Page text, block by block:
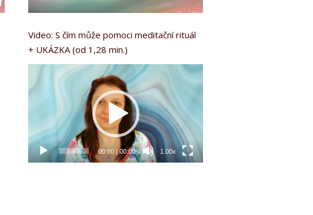
Video: S čím může pomoci meditační rituál
+ UKÁZKA (od 1,28 min.)
Video
přehrávač
00:00 |00:00 1.00x